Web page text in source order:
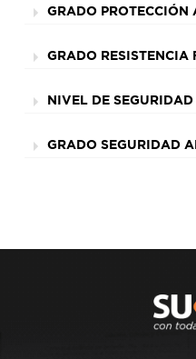
GRADO PROTECCIÓN
GRADO RESISTENCIA
NIVEL DE
GRADO SEGURIDAD